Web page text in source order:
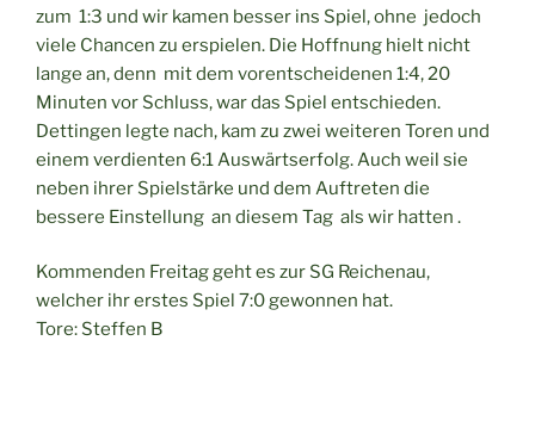
zum 1:3 und wir kamen besser ins Spiel, ohne jedoch
viele Chancen zu erspielen. Die Hoffnung hielt nicht
lange an, denn mit dem vorentscheidenen 1:4, 20
Minuten vor Schluss, war das Spiel entschieden.
Dettingen legte nach, kam zu zwei weiteren Toren und
einem verdienten 6:1 Auswärtserfolg. Auch weil sie
neben ihrer Spielstärke und dem Auftreten die
bessere Einstellung an diesem Tag als wir hatten .
Kommenden Freitag geht es zur SG Reichenau,
welcher ihr erstes Spiel 7:0 gewonnen hat.
Tore: Steffen B